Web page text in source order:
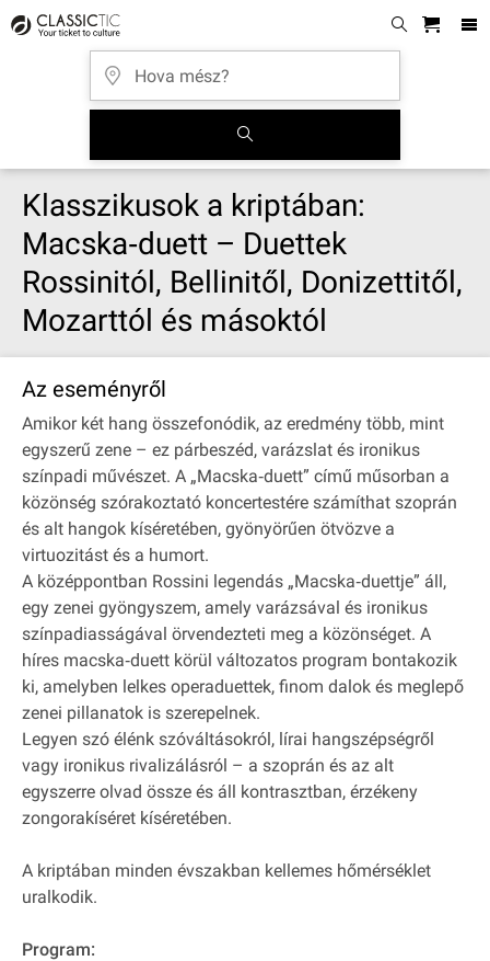
Klasszikusok a kriptában:
Macska‐duett – Duettek
Rossinitól, Bellinitől, Donizettitől,
Mozarttól és másoktól
Az eseményről
Amikor két hang összefonódik, az eredmény több, mint
egyszerű zene – ez párbeszéd, varázslat és ironikus
színpadi művészet. A „Macska‐duett” című műsorban a
közönség szórakoztató koncertestére számíthat szoprán
és alt hangok kíséretében, gyönyörűen ötvözve a
virtuozitást és a humort.
A középpontban Rossini legendás „Macska‐duettje” áll,
egy zenei gyöngyszem, amely varázsával és ironikus
színpadiasságával örvendezteti meg a közönséget. A
híres macska‐duett körül változatos program bontakozik
ki, amelyben lelkes operaduettek, finom dalok és meglepő
zenei pillanatok is szerepelnek.
Legyen szó élénk szóváltásokról, lírai hangszépségről
vagy ironikus rivalizálásról – a szoprán és az alt
egyszerre olvad össze és áll kontrasztban, érzékeny
zongorakíséret kíséretében.
A kriptában minden évszakban kellemes hőmérséklet
uralkodik.
Program: